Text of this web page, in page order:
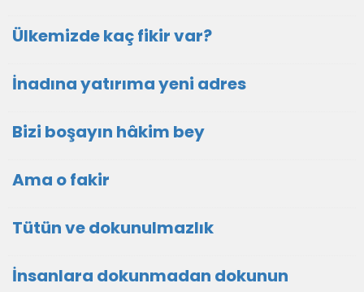
Ülkemizde kaç fikir var?
İnadına yatırıma yeni adres
Bizi boşayın hâkim bey
Ama o fakir
Tütün ve dokunulmazlık
İnsanlara dokunmadan dokunun